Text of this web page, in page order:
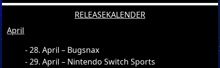
RELEASEKALENDER
April
28. April – Bugsnax
29. April – Nintendo Switch Sports